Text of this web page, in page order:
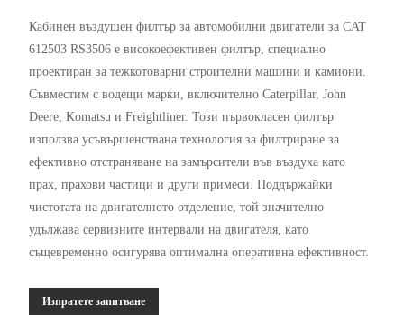
Кабинен въздушен филтър за автомобилни двигатели за CAT
612503 RS3506 е високоефективен филтър, специално
проектиран за тежкотоварни строителни машини и камиони.
Съвместим с водещи марки, включително Caterpillar, John
Deere, Komatsu и Freightliner. Този първокласен филтър
използва усъвършенствана технология за филтриране за
ефективно отстраняване на замърсители във въздуха като
прах, прахови частици и други примеси. Поддържайки
чистотата на двигателното отделение, той значително
удължава сервизните интервали на двигателя, като
същевременно осигурява оптимална оперативна ефективност.
Изпратете запитване